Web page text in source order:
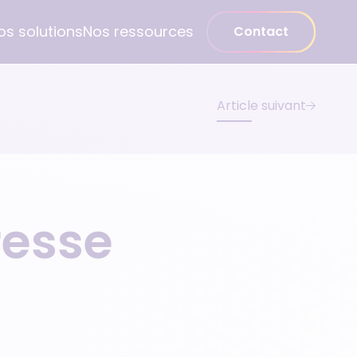
Pédiatre
Dentiste
solutionsNos ressources Contact
Article suivant